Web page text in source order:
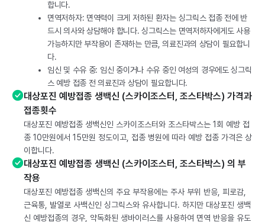
합니다.
면역저하자: 면역력이 크게 저하된 환자는 싱그릭스 접종 전에 반
드시 의사와 상담해야 합니다. 싱그릭스는 면역저하자에게도 사용
가능하지만 부작용이 존재하는 만큼, 의료진과의 상담이 필요합니
다.
임신 및 수유 중: 임신 중이거나 수유 중인 여성의 경우에도 싱그릭
스 예방 접종 전 의료진과 상담이 필요합니다.
대상포진 예방접종 생백신 (스카이조스터, 조스타박스) 가격과
접종횟수
대상포진 예방접종 생백신인 스카이조스터와 조스타박스는 1회 예방 접
종 10만원에서 15만원 정도이고, 접종 병원에 따라 예방 접종 가격은 상
이합니다.
대상포진 예방접종 생백신 (스카이조스터, 조스타박스) 의 부
작용
대상포진 예방접종 생백신의 주요 부작용에는 주사 부위 반응, 피로감,
근육통, 발열로 사백신인 싱그릭스와 유사합니다. 하지만 대상포진 생백
신 예방접종의 경우, 약독화된 생바이러스를 사용하여 면역 반응을 유도